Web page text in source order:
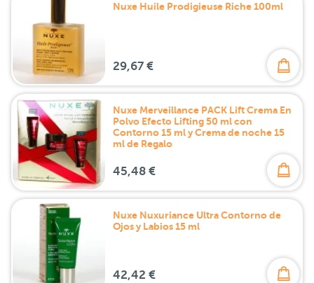
Nuxe Huile Prodigieuse Riche 100ml
29,67 €
Nuxe Merveillance PACK Lift Crema En
Polvo Efecto Lifting 50 ml con
Contorno 15 ml y Crema de noche 15
ml de Regalo
45,48 €
Nuxe Nuxuriance Ultra Contorno de
Ojos y Labios 15 ml
42,42 €